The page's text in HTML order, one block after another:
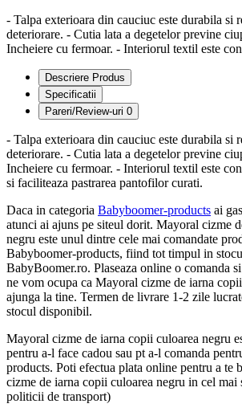
- Talpa exterioara din cauciuc este durabila si
deteriorare. - Cutia lata a degetelor previne
Incheiere cu fermoar. - Interiorul textil este
Descriere Produs
Specificatii
Pareri/Review-uri 0
- Talpa exterioara din cauciuc este durabila si
deteriorare. - Cutia lata a degetelor previne
Incheiere cu fermoar. - Interiorul textil este
si faciliteaza pastrarea pantofilor curati.
Daca in categoria Babyboomer-products ai
atunci ai ajuns pe siteul dorit. Mayoral cizme
negru este unul dintre cele mai comandate
Babyboomer-products, fiind tot timpul in
BabyBoomer.ro. Plaseaza online o comanda
ne vom ocupa ca Mayoral cizme de iarna
ajunga la tine. Termen de livrare 1-2 zile
stocul disponibil.
Mayoral cizme de iarna copii culoarea negru
pentru a-l face cadou sau pt a-l comanda
products. Poti efectua plata online pentru a te
cizme de iarna copii culoarea negru in cel
politicii de transport)